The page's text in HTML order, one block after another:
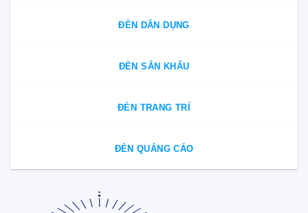
ĐÈN DÂN DỤNG
ĐÈN SÂN KHẤU
ĐÈN TRANG TRÍ
ĐÈN QUẢNG CÁO